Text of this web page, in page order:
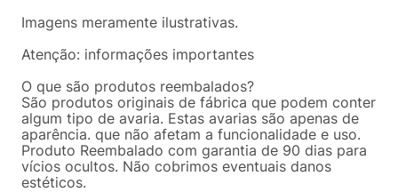
Imagens meramente ilustrativas.
Atenção: informações importantes
O que são produtos reembalados?
São produtos originais de fábrica que podem conter
algum tipo de avaria. Estas avarias são apenas de
aparência. que não afetam a funcionalidade e uso.
Produto Reembalado com garantia de 90 dias para
vícios ocultos. Não cobrimos eventuais danos
estéticos.